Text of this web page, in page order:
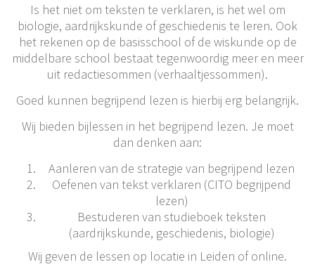
Is het niet om teksten te verklaren, is het wel om
biologie, aardrijkskunde of geschiedenis te leren. Ook
het rekenen op de basisschool of de wiskunde op de
middelbare school bestaat tegenwoordig meer en meer
uit redactiesommen (verhaaltjessommen).
Goed kunnen begrijpend lezen is hierbij erg belangrijk.
Wij bieden bijlessen in het begrijpend lezen. Je moet
dan denken aan:
Aanleren van de strategie van begrijpend lezen
Oefenen van tekst verklaren (CITO begrijpend
lezen)
Bestuderen van studieboek teksten
(aardrijkskunde, geschiedenis, biologie)
Wij geven de lessen op locatie in Leiden of online.